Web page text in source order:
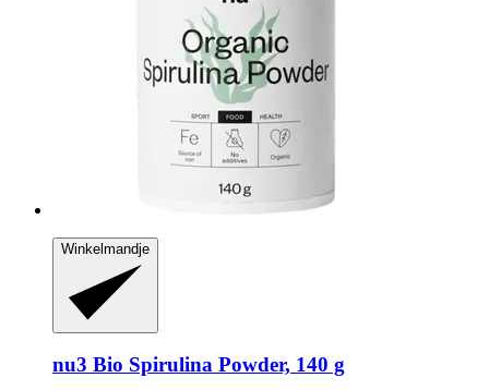
Winkelmandje
nu3 Bio Spirulina Powder, 140 g